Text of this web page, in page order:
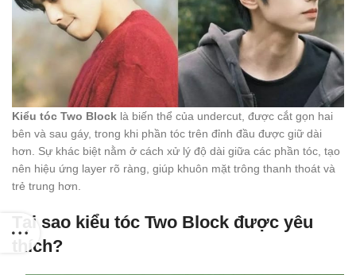
Kiểu tóc Two Block là biến thể của undercut, được cắt gọn hai
bên và sau gáy, trong khi phần tóc trên đỉnh đầu được giữ dài
hơn. Sự khác biệt nằm ở cách xử lý độ dài giữa các phần tóc, tạo
nên hiệu ứng layer rõ ràng, giúp khuôn mặt trông thanh thoát và
trẻ trung hơn.
Tại sao kiểu tóc Two Block được yêu
thích?